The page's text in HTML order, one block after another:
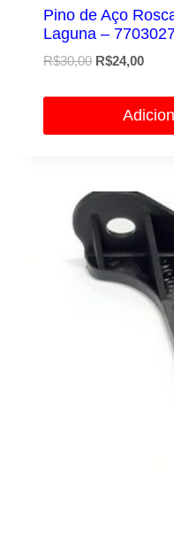
Pino de Aço
Laguna –
R$30,00 O
R$24,00O
é: